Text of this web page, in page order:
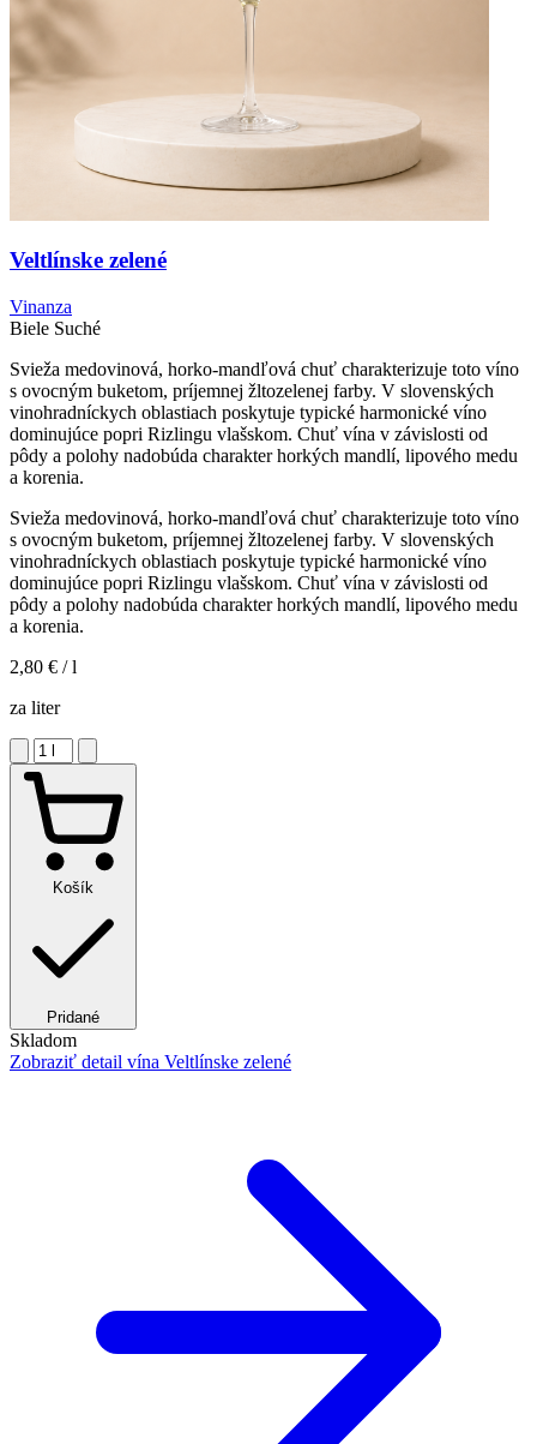
Veltlínske zelené
Vinanza
Biele Suché
Svieža medovinová, horko-mandľová chuť charakterizuje toto víno
s ovocným buketom, príjemnej žltozelenej farby. V slovenských
vinohradníckych oblastiach poskytuje typické harmonické víno
dominujúce popri Rizlingu vlašskom. Chuť vína v závislosti od
pôdy a polohy nadobúda charakter horkých mandlí, lipového medu
a korenia.
Svieža medovinová, horko-mandľová chuť charakterizuje toto víno
s ovocným buketom, príjemnej žltozelenej farby. V slovenských
vinohradníckych oblastiach poskytuje typické harmonické víno
dominujúce popri Rizlingu vlašskom. Chuť vína v závislosti od
pôdy a polohy nadobúda charakter horkých mandlí, lipového medu
a korenia.
2,80 € / l
za liter
Košík
Pridané
Skladom
Zobraziť detail vína Veltlínske zelené